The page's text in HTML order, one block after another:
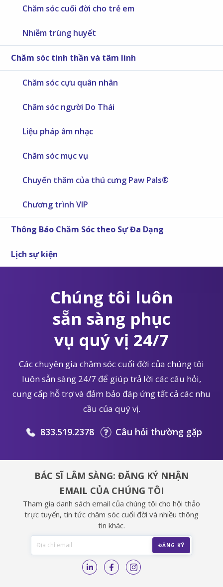
Chăm sóc cuối đời cho trẻ em
Nhiễm trùng huyết
Chăm sóc tinh thần và tâm linh
Chăm sóc cựu quân nhân
Chăm sóc người Do Thái
Liệu pháp âm nhạc
Chăm sóc mục vụ
Chuyến thăm của thú cưng Paw Pals®
Chương trình VIP
Thông Báo Chăm Sóc theo Sự Đa Dạng
Lịch sự kiện
Chúng tôi luôn
sẵn sàng phục
vụ quý vị 24/7
Các chuyên gia chăm sóc cuối đời của chúng tôi
luôn sẵn sàng 24/7 để giúp trả lời các câu hỏi,
cung cấp hỗ trợ và đảm bảo đáp ứng tất cả các nhu
cầu của quý vị.
833.519.2378 Câu hỏi thường gặp
BÁC SĨ LÂM SÀNG: ĐĂNG KÝ NHẬN
EMAIL CỦA CHÚNG TÔI
Tham gia danh sách email của chúng tôi cho hội thảo
trực tuyến, tin tức chăm sóc cuối đời và nhiều thông
tin khác.